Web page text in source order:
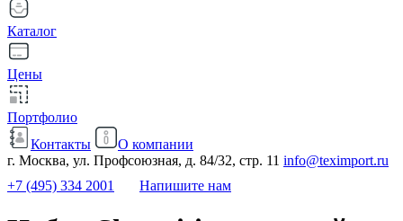
Каталог
Цены
Портфолио
Контакты
О компании
г. Москва, ул. Профсоюзная, д. 84/32, стр. 11 info@teximport.ru
+7 (495) 334 2001
Напишите нам